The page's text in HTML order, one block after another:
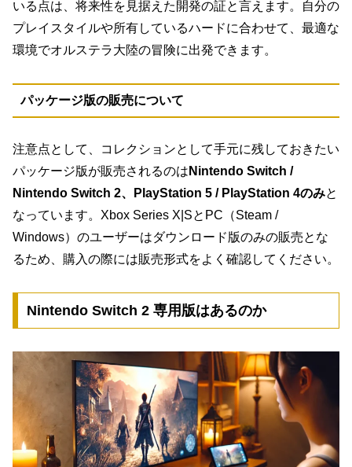
いる点は、将来性を見据えた開発の証と言えます。自分の
プレイスタイルや所有しているハードに合わせて、最適な
環境でオルステラ大陸の冒険に出発できます。
パッケージ版の販売について
注意点として、コレクションとして手元に残しておきたい
パッケージ版が販売されるのは Nintendo Switch /
Nintendo Switch 2、PlayStation 5 / PlayStation 4のみと
なっています。Xbox Series X|SとPC（Steam /
Windows）のユーザーはダウンロード版のみの販売とな
るため、購入の際には販売形式をよく確認してください。
Nintendo Switch 2 専用版はあるのか